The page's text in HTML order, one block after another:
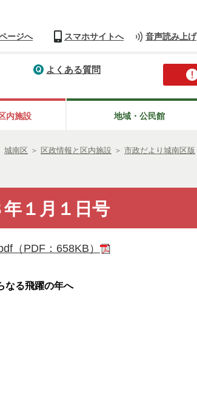
ージへ スマホサイトへ 音声読み上げ
よくある質問
内施設 地域・公民館
城南区 ＞ 区政情報と区内施設 ＞ 市政だより城南区版
１月１日号
（PDF：658KB）
なる飛躍の年へ